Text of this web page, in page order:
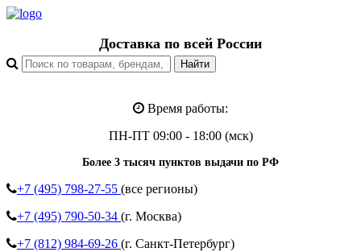
Доставка по всей России
Время работы:
ПН-ПТ 09:00 - 18:00 (мск)
Более 3 тысяч пунктов выдачи по РФ
+7 (495) 798-27-55 (все регионы)
+7 (495) 790-50-34 (г. Москва)
+7 (812) 984-69-26 (г. Санкт-Петербург)